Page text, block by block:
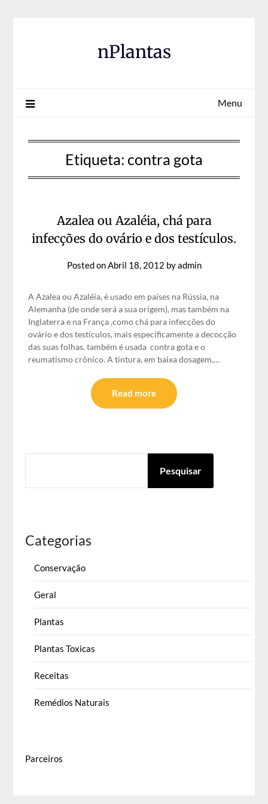
nPlantas
Menu
Etiqueta: contra gota
Azalea ou Azaléia, chá para
infecções do ovário e dos testículos.
Posted onAbril 18, 2012 byadmin
A Azalea ou Azaléia, é usado em países na Rússia, na
Alemanha (de onde será a sua origem), mas também na
Inglaterra e na França ,como chá para infecções do
ovário e dos testículos, mais especificamente a decocção
das suas folhas. também é usada contra gota e o
reumatismo crônico. A tintura, em baixa dosagem,…
Read more
Pesquisar
Categorias
Conservação
Geral
Plantas
Plantas Toxicas
Receitas
Remédios Naturais
Parceiros